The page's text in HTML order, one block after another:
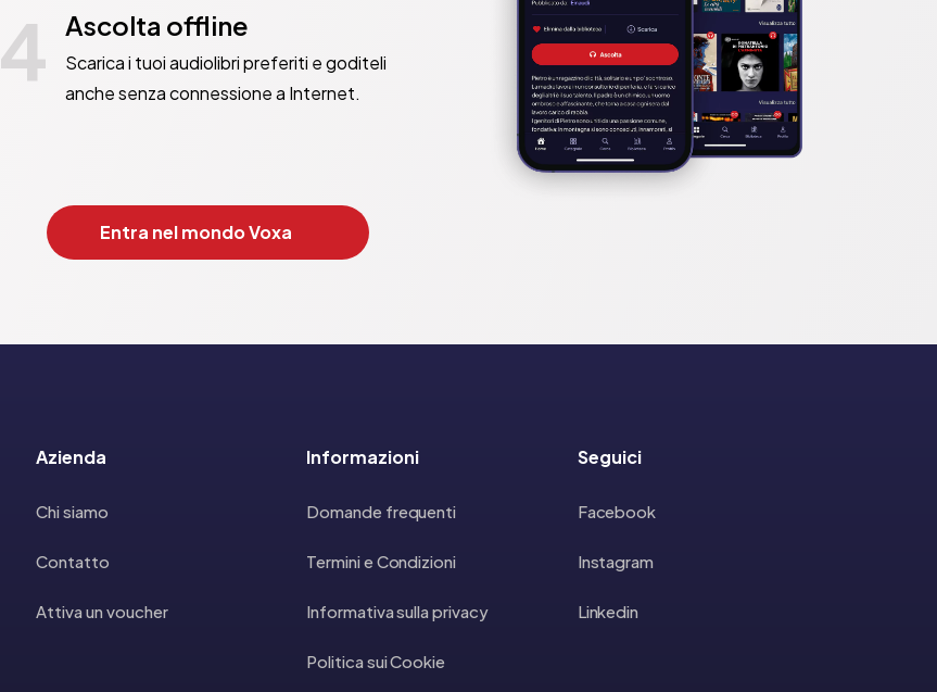
4 Ascolta offline
Scarica i tuoi audiolibri preferiti e goditeli
anche senza connessione a Internet.
Entra nel mondo Voxa
Azienda
Chi siamo
Contatto
Attiva un voucher
Informazioni
Domande frequenti
Termini e Condizioni
Informativa sulla privacy
Politica sui Cookie
Seguici
Facebook
Instagram
Linkedin